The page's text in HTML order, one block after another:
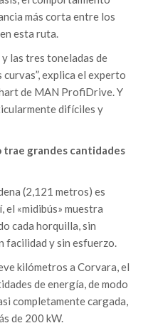
más corta entre los
esta ruta.
las tres toneladas de
explica el experto
de MAN ProfiDrive. Y
difíciles y
trae grandes cantidades
(2,121 metros) es
«midibús» muestra
cada horquilla, sin
facilidad y sin esfuerzo.
kilómetros a Corvara, el
de energía, de modo
completamente cargada,
de 200 kW.